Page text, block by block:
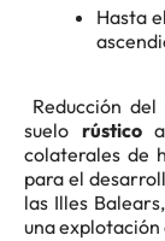
Hasta
Reducción del
suelo rústicoa
colaterales de
para el
las Illes
una